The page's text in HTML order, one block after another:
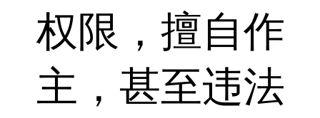
权限，擅自作
主，甚至违法